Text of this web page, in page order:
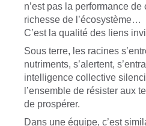
n’est pas la performance
richesse de l’écosystème…
C’est la qualité des liens
Sous terre, les racines
nutriments, s’alertent,
intelligence collective
l’ensemble de résister aux
de prospérer.
Dans une équipe, c’est